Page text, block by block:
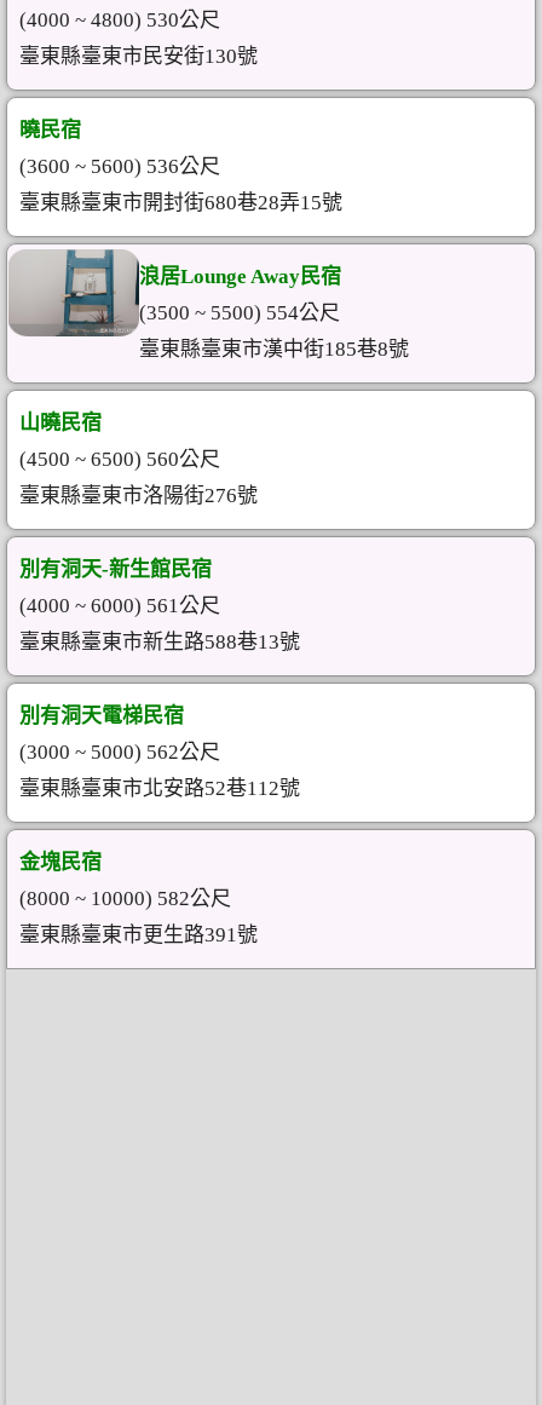
(4000 ~ 4800) 530公尺
臺東縣臺東市民安街130號
曉民宿
(3600 ~ 5600) 536公尺
臺東縣臺東市開封街680巷28弄15號
浪居Lounge Away民宿
(3500 ~ 5500) 554公尺
臺東縣臺東市漢中街185巷8號
山曉民宿
(4500 ~ 6500) 560公尺
臺東縣臺東市洛陽街276號
別有洞天-新生館民宿
(4000 ~ 6000) 561公尺
臺東縣臺東市新生路588巷13號
別有洞天電梯民宿
(3000 ~ 5000) 562公尺
臺東縣臺東市北安路52巷112號
金塊民宿
(8000 ~ 10000) 582公尺
臺東縣臺東市更生路391號